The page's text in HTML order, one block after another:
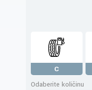
C
Odaberite količinu